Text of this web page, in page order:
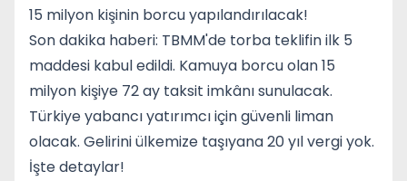
15 milyon kişinin borcu yapılandırılacak!
Son dakika haberi: TBMM'de torba teklifin ilk 5
maddesi kabul edildi. Kamuya borcu olan 15
milyon kişiye 72 ay taksit imkânı sunulacak.
Türkiye yabancı yatırımcı için güvenli liman
olacak. Gelirini ülkemize taşıyana 20 yıl vergi yok.
İşte detaylar!